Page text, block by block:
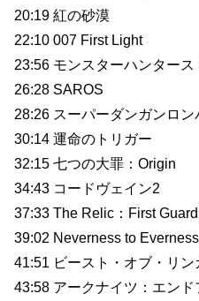
20:19 紅の砂漠
22:10 007 First Light
23:56 モンスターハンター
26:28 SAROS
28:26 スーパーダンガンロン
30:14 運命のトリガー
32:15 七つの大罪：Origin
34:43 コードヴェイン2
37:33 The Relic：First
39:02 Neverness to Everness
41:51 ビースト・オブ・リン
43:58 アークナイツ：エンド